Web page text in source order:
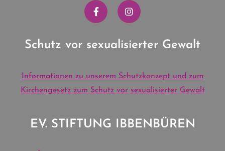
Schutz vor sexualisierter Gewalt
Informationen zu unserem Schutzkonzept und zum
Kirchengesetz zum Schutz vor sexualisierter Gewalt
EV. STIFTUNG IBBENBÜREN